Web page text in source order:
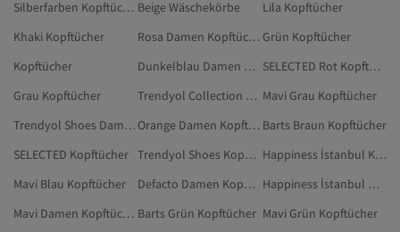
Silberfarben Kopftücher Beige Wäschekörbe
Lila Kopftücher
Khaki Kopftücher
Rosa Damen Kopftücher Grün Kopftücher
Kopftücher
Dunkelblau Damen Kopftücher
SELECTED Rot Kopftücher
Grau Kopftücher
Trendyol Collection Blau Kopftücher Mavi Grau Kopftücher
Trendyol Shoes Damen Kopftücher
Orange Damen Kopftücher Barts Braun Kopftücher
SELECTED Kopftücher
Trendyol Shoes Kopftücher
Happiness İstanbul Kopftücher
Mavi Blau Kopftücher
Defacto Damen Kopftücher
Happiness İstanbul Damen Kopftücher
Mavi Damen Kopftücher Barts Grün Kopftücher Mavi Grün Kopftücher